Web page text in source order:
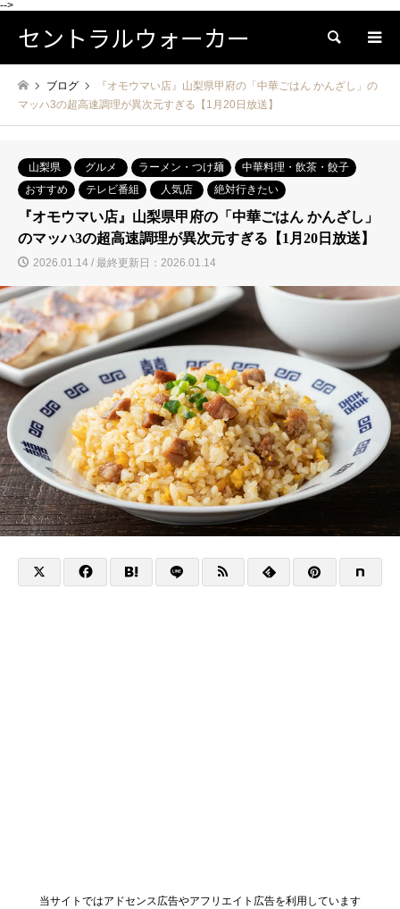
-->
セントラルウォーカー 検索
ブログ
『オモウマい店』山梨県甲府の「中華ごはん かんざし」の
マッハ3の超高速調理が異次元すぎる【1月20日放送】
山梨県 グルメ ラーメン・つけ麺
中華料理・飲茶・餃子
おすすめ
テレビ番組 人気店 絶対行きたい
『オモウマい店』山梨県甲府の「中華ごはん かんざし」
のマッハ3の超高速調理が異次元すぎる【1月20日放送】
2026.01.14 / 最終更新日：2026.01.14
当サイトではアドセンス広告やアフリエイト広告を利用しています